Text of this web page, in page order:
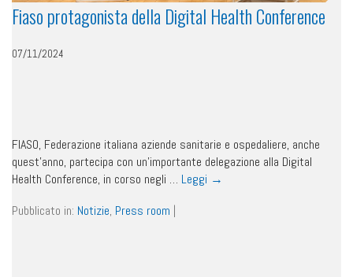
Fiaso protagonista della Digital Health Conference
07/11/2024
FIASO, Federazione italiana aziende sanitarie e ospedaliere, anche
quest’anno, partecipa con un’importante delegazione alla Digital
Health Conference, in corso negli … Leggi →
Pubblicato in: Notizie, Press room |